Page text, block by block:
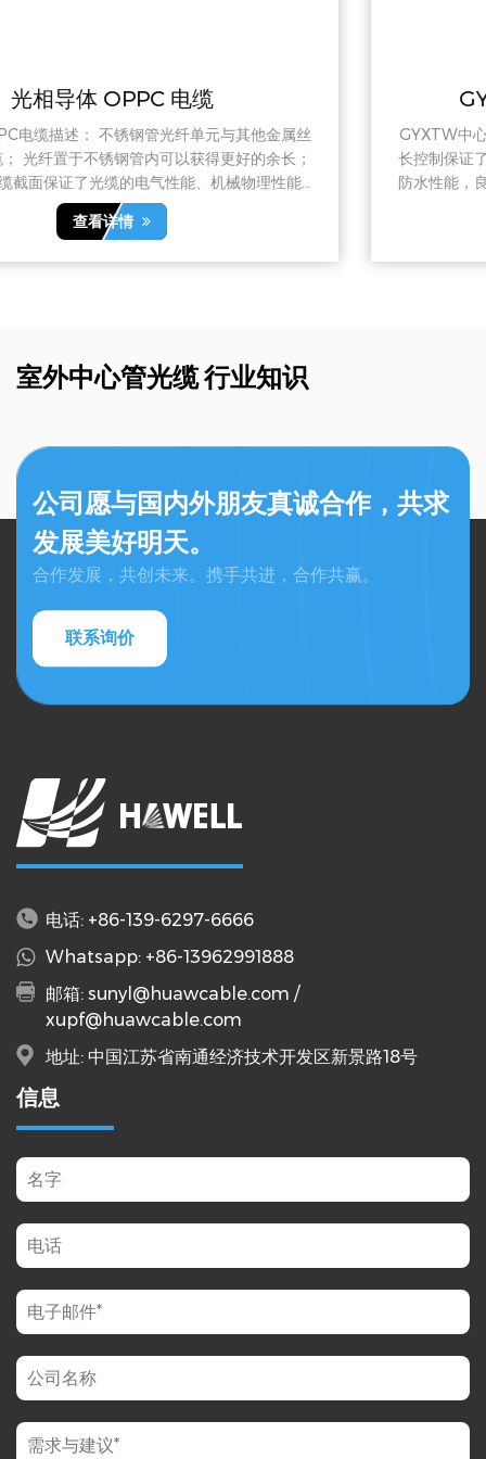
GYXTW中心管铠装室外光缆
GYXTW中心管铠装室外光缆产品描述： 低损耗和独特的余
长控制保证了光缆在复杂环境下的使用。 良好的机械性能和
防水性能，良好的柔韧性和弯曲能力。 钢带铠装工艺可提供
更好的拉伸、压扁和高低温性能。 外径小、重量轻、结构紧
室外中心管光缆 行业知识
公司愿与国内外朋友真诚合作，共求
发展美好明天。
合作发展，共创未来。携手共进，合作共赢。
联系询价
电话: +86-139-6297-6666
Whatsapp: +86-13962991888
邮箱: sunyl@huawcable.com /
xupf@huawcable.com
地址: 中国江苏省南通经济技术开发区新景路18号
信息